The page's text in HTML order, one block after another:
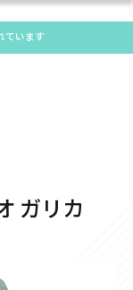
います
ガリカ